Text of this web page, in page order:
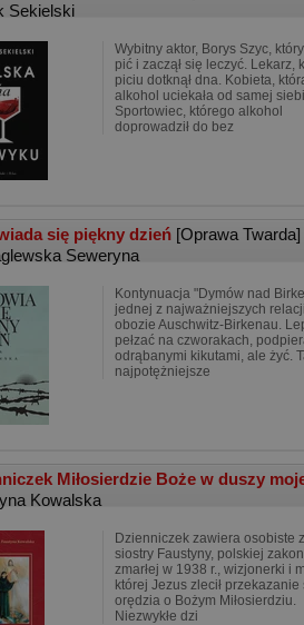
Sekielski
Wybitny aktor, Borys Szyc,
pić i zaczął się leczyć. Lekarz,
piciu dotknął dna. Kobieta,
alkohol uciekała od samej
Sportowiec, którego alkohol
doprowadził do bez
się piękny dzień [Oprawa Twarda]
Seweryna
Kontynuacja "Dymów nad
jednej z najważniejszych
obozie Auschwitz-Birkenau.
pełzać na czworakach,
odrąbanymi kikutami, ale żyć.
najpotężniejsze
Miłosierdzie Boże w duszy
Kowalska
Dzienniczek zawiera osobiste
siostry Faustyny, polskiej
zmarłej w 1938 r., wizjonerki i
której Jezus zlecił przekazanie
orędzia o Bożym Miłosierdziu.
Niezwykłe dzi